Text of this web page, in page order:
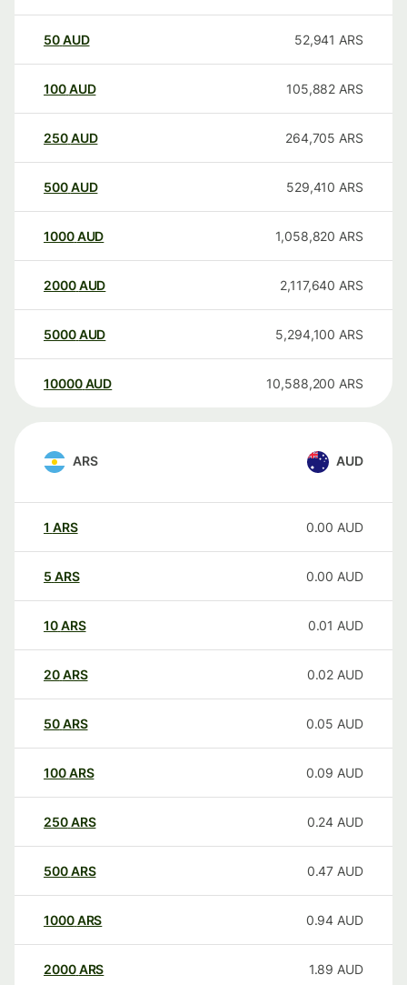
50AUD 52,941 ARS
100AUD 105,882 ARS
250AUD 264,705 ARS
500AUD 529,410 ARS
1000AUD 1,058,820 ARS
2000AUD 2,117,640 ARS
5000AUD 5,294,100 ARS
10000 AUD 10,588,200 ARS
ARS AUD
1 ARS 0.00 AUD
5 ARS 0.00 AUD
10ARS 0.01 AUD
20ARS 0.02 AUD
50ARS 0.05 AUD
100ARS 0.09 AUD
250ARS 0.24 AUD
500ARS 0.47 AUD
1000ARS 0.94 AUD
2000ARS 1.89 AUD